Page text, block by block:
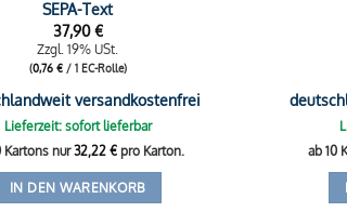
SEPA-Text
37,90€
Zzgl. 19% USt.
(0,76 €/ 1 EC-Rolle)
versandkostenfrei
Lieferzeit: sofort lieferbar
Kartons nur32,22 €pro Karton.
IN DEN WARENKORB
ab 10